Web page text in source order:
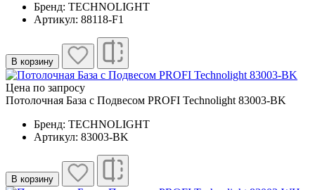
Бренд: TECHNOLIGHT
Артикул: 88118-F1
В корзину
Цена по запросу
Потолочная База с Подвесом PROFI Technolight 83003-BK
Бренд: TECHNOLIGHT
Артикул: 83003-BK
В корзину